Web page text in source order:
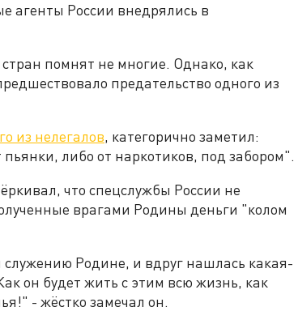
агенты России внедрялись в
помнят не многие. Однако, как
предательство одного из
из нелегалов, категорично заметил:
либо от наркотиков, под забором".
что спецслужбы России не
врагами Родины деньги "колом
служению Родине, и вдруг нашлась какая-
он будет жить с этим всю жизнь, как
- жёстко замечал он.